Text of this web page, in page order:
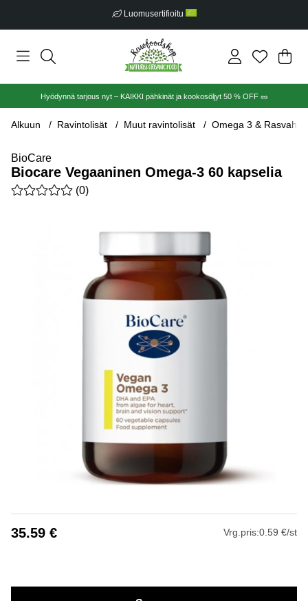
Luomusertifioitu
.
Hyödynnä tarjous nyt – KAIKKI pähkinät ja kookosöljyt 50 % OFF 🥜
Alkuun Ravintolisät Muut ravintolisät Omega 3 &
BioCare
Biocare Vegaaninen Omega-3 60 kapselia
Keskiarvoluokitus 0 / 5 Arvioiden määrä 0
(0)
35.59 € Vrg.pris:0.59 €/st